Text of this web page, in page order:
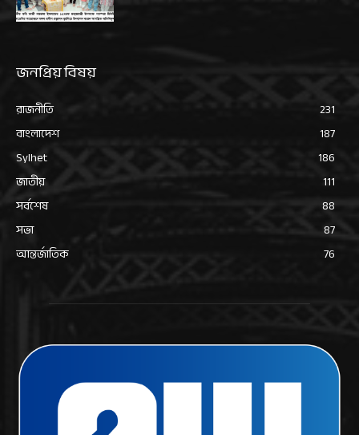
জনপ্রিয় বিষয়
রাজনীতি
231
বাংলাদেশ
187
Sylhet
186
জাতীয়
111
সর্বশেষ
88
সভা
87
আন্তর্জাতিক
76